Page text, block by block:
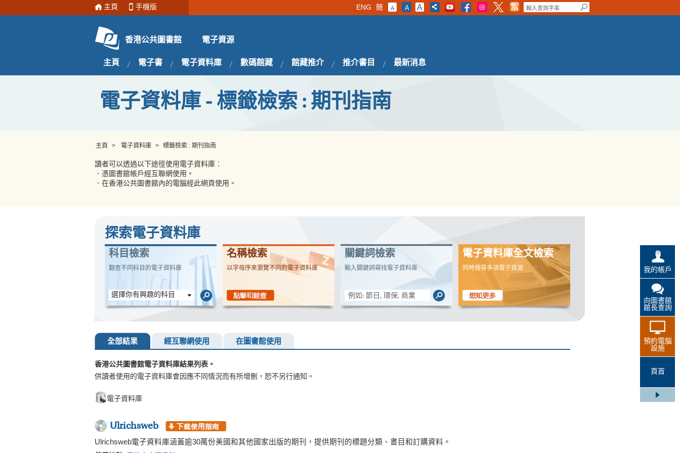
主頁 手機版 ENG 簡 A A A
香港公共圖書館 電子資源
主頁 電子書 電子資料庫 數碼館藏 館藏推介 推介書目 最新消息
我的帳戶
向圖書館
館長查詢
預約電腦
設施
頁首
電子資料庫 - 標籤檢索 : 期刊指南
主頁 > 電子資料庫 > 標籤檢索 : 期刊指南
讀者可以透過以下途徑使用電子資料庫︰
．憑圖書館帳戶經互聯網使用。
．在香港公共圖書館內的電腦經此網頁使用。
探索電子資料庫
科目檢索
翻查不同科目的電子資料庫
選擇你有興趣的科目
名稱檢索
以字母序來瀏覽不同的電子資料庫
關鍵詞檢索
輸入關鍵詞尋找電子資料庫
電子資料庫全文檢索
同時搜尋多項電子資源
全部結果 經互聯網使用 在圖書館使用
香港公共圖書館電子資料庫結果列表。
供讀者使用的電子資料庫會因應不同情況而有所增刪，恕不另行通知。
電子資料庫
Ulrichsweb
Ulrichsweb電子資料庫涵蓋逾30萬份美國和其他國家出版的期刊，提供期刊的標題分類、書目和訂購資料。